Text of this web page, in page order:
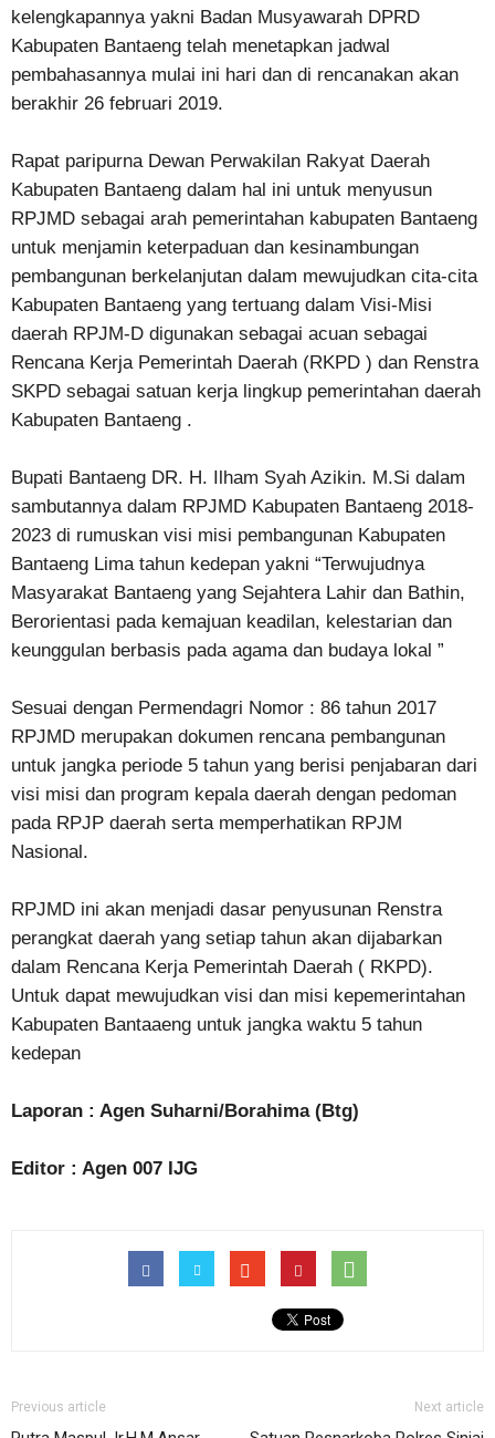
kelengkapannya yakni Badan Musyawarah DPRD
Kabupaten Bantaeng telah menetapkan jadwal
pembahasannya mulai ini hari dan di rencanakan akan
berakhir 26 februari 2019.
Rapat paripurna Dewan Perwakilan Rakyat Daerah
Kabupaten Bantaeng dalam hal ini untuk menyusun
RPJMD sebagai arah pemerintahan kabupaten Bantaeng
untuk menjamin keterpaduan dan kesinambungan
pembangunan berkelanjutan dalam mewujudkan cita-cita
Kabupaten Bantaeng yang tertuang dalam Visi-Misi
daerah RPJM-D digunakan sebagai acuan sebagai
Rencana Kerja Pemerintah Daerah (RKPD ) dan Renstra
SKPD sebagai satuan kerja lingkup pemerintahan daerah
Kabupaten Bantaeng .
Bupati Bantaeng DR. H. Ilham Syah Azikin. M.Si dalam
sambutannya dalam RPJMD Kabupaten Bantaeng 2018-
2023 di rumuskan visi misi pembangunan Kabupaten
Bantaeng Lima tahun kedepan yakni “Terwujudnya
Masyarakat Bantaeng yang Sejahtera Lahir dan Bathin,
Berorientasi pada kemajuan keadilan, kelestarian dan
keunggulan berbasis pada agama dan budaya lokal ”
Sesuai dengan Permendagri Nomor : 86 tahun 2017
RPJMD merupakan dokumen rencana pembangunan
untuk jangka periode 5 tahun yang berisi penjabaran dari
visi misi dan program kepala daerah dengan pedoman
pada RPJP daerah serta memperhatikan RPJM
Nasional.
RPJMD ini akan menjadi dasar penyusunan Renstra
perangkat daerah yang setiap tahun akan dijabarkan
dalam Rencana Kerja Pemerintah Daerah ( RKPD).
Untuk dapat mewujudkan visi dan misi kepemerintahan
Kabupaten Bantaaeng untuk jangka waktu 5 tahun
kedepan
Laporan : Agen Suharni/Borahima (Btg)
Editor : Agen 007 IJG
Previous article Next article